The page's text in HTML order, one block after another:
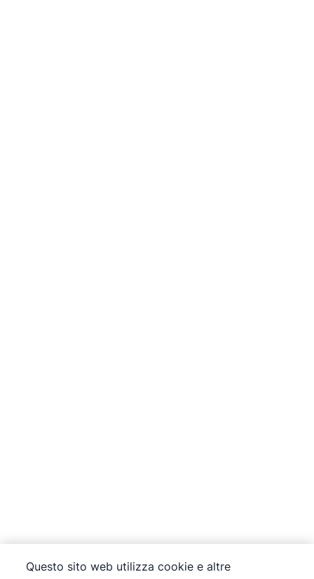
Questo sito web utilizza cookie e altre